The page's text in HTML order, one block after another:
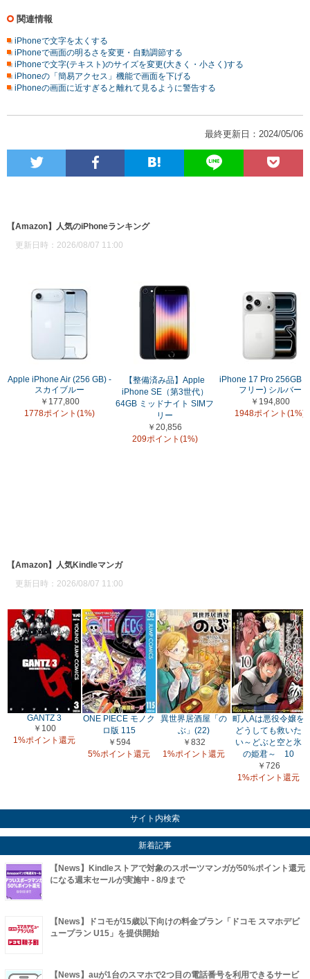
関連情報
iPhoneで文字を太くする
iPhoneで画面の明るさを変更・自動調節する
iPhoneで文字(テキスト)のサイズを変更(大きく・小さく)する
iPhoneの「簡易アクセス」機能で画面を下げる
iPhoneの画面に近すぎると離れて見るように警告する
最終更新日：2024/05/06
【Amazon】人気のiPhoneランキング
更新日時：2026/08/07 11:00
Apple iPhone Air (256 GB) -
スカイブルー
￥177,800
1778ポイント(1%)
【整備済み品】Apple
iPhone SE（第3世代）
64GB ミッドナイト SIMフ
リー
￥20,856
209ポイント(1%)
iPhone 17 Pro 256GB
フリー) シルバー
￥194,800
1948ポイント(1%)
【Amazon】人気Kindleマンガ
更新日時：2026/08/07 11:00
GANTZ 3
￥100
1%ポイント還元
ONE PIECE モノク
ロ版 115
￥594
5%ポイント還元
異世界居酒屋「の
ぶ」(22)
￥832
1%ポイント還元
町人Aは悪役令嬢を
どうしても救いた
い～どぶと空と氷
の姫君～ 10
￥726
1%ポイント還元
サイト内検索
新着記事
【News】Kindleストアで対象のスポーツマンガが50%ポイント還元
になる週末セールが実施中 - 8/9まで
【News】ドコモが15歳以下向けの料金プラン「ドコモ スマホデビ
ュープラン U15」を提供開始
【News】auが1台のスマホで2つ目の電話番号を利用できるサービ